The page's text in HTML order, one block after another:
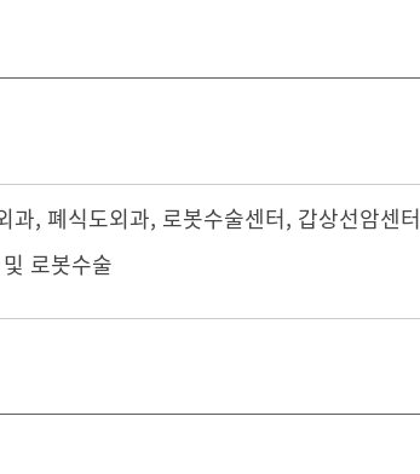
과, 폐식도외과, 로봇수술센터, 갑상선암센터
로봇수술